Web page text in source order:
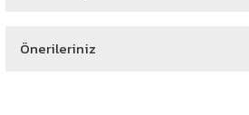
Önerileriniz